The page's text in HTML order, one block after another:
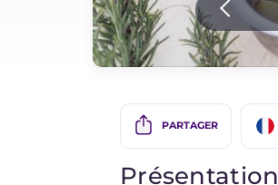
Instagram
YouTube
PARTAGER
Présentation